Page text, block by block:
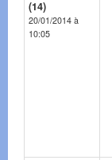
(14)
20/01/2014 à
10:05